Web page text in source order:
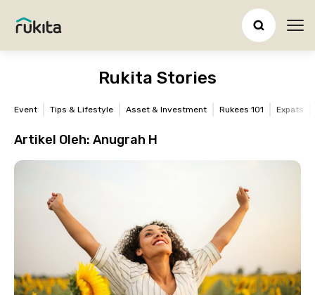
Rukita Stories
Event Tips & Lifestyle Asset & Investment Rukees 101 Expats
Artikel Oleh: Anugrah H